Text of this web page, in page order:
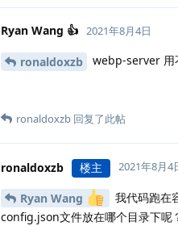
Ryan Wang 👍 2021年8月4日
ronaldoxzb webp-server 用
ronaldoxzb 回复了此帖
ronaldoxzb 楼主 2021年8月4
Ryan Wang 我代码跑在
config.json文件放在哪个目录下呢